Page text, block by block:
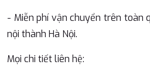
- Miễn phí vận chuyển trên toàn
nội thành Hà Nội.
Mọi chi tiết liên hệ: